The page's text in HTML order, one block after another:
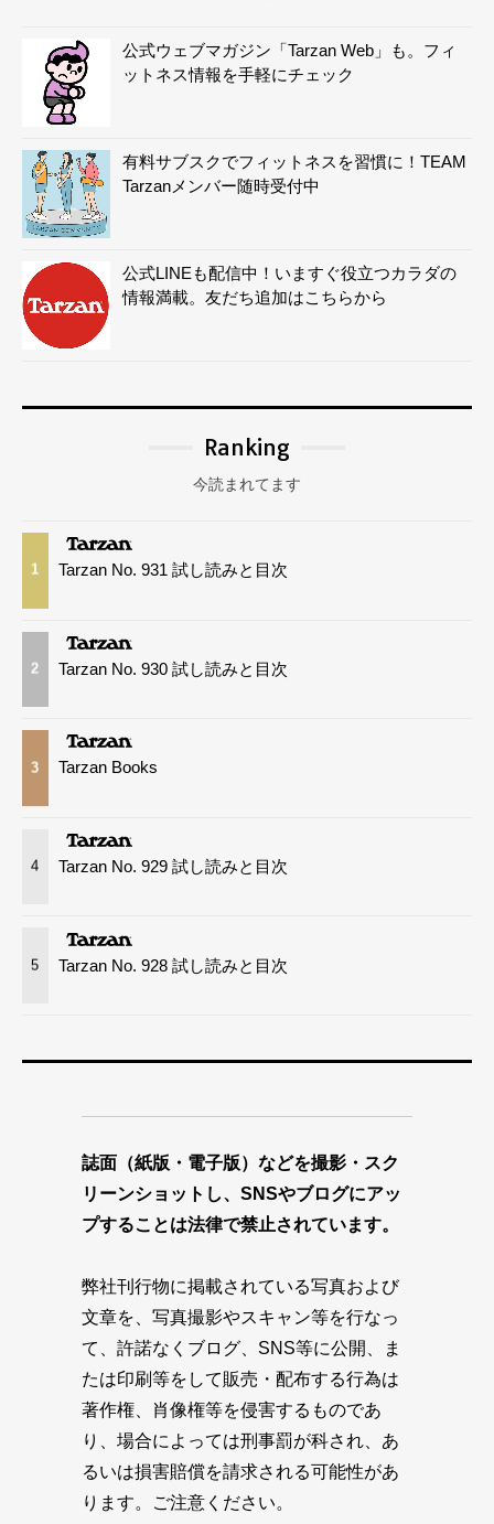
公式ウェブマガジン「Tarzan Web」も。フィ
ットネス情報を手軽にチェック
有料サブスクでフィットネスを習慣に！TEAM
Tarzanメンバー随時受付中
公式LINEも配信中！いますぐ役立つカラダの
情報満載。友だち追加はこちらから
Ranking
今読まれてます
1 Tarzan No. 931 試し読みと目次
2 Tarzan No. 930 試し読みと目次
3 Tarzan Books
4 Tarzan No. 929 試し読みと目次
5 Tarzan No. 928 試し読みと目次
誌面（紙版・電子版）などを撮影・スク
リーンショットし、SNSやブログにアッ
プすることは法律で禁止されています。
弊社刊行物に掲載されている写真および
文章を、写真撮影やスキャン等を行なっ
て、許諾なくブログ、SNS等に公開、ま
たは印刷等をして販売・配布する行為は
著作権、肖像権等を侵害するものであ
り、場合によっては刑事罰が科され、あ
るいは損害賠償を請求される可能性があ
ります。ご注意ください。